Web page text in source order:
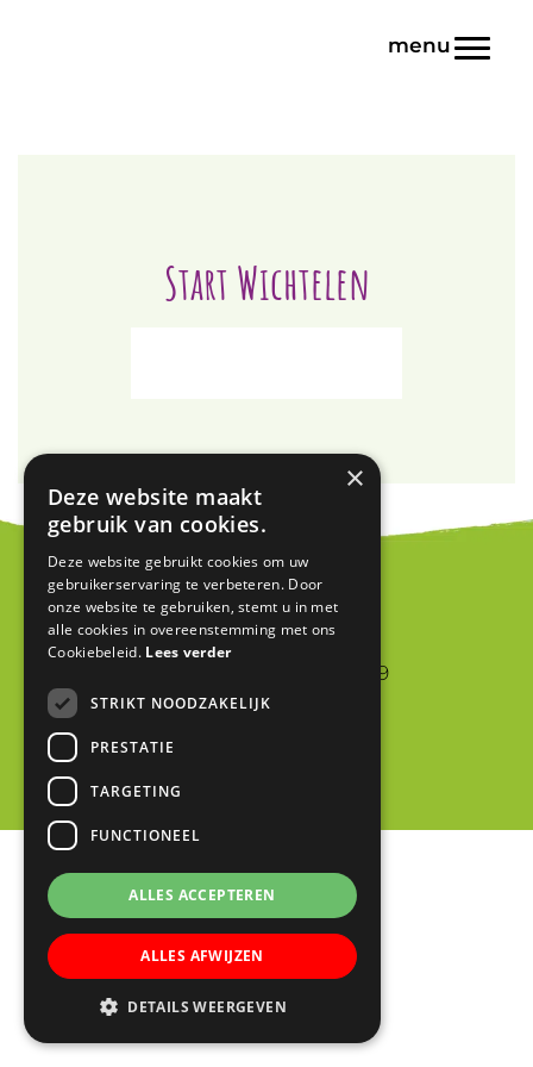
Start Wichtelen
Blink
Jan van Riebeeckstraat 9
4105 BA CULEMBORG
×
Deze website maakt
gebruik van cookies.
Deze website gebruikt cookies om uw
gebruikerservaring te verbeteren. Door
onze website te gebruiken, stemt u in met
alle cookies in overeenstemming met ons
Cookiebeleid. Lees verder
STRIKT NOODZAKELIJK
PRESTATIE
TARGETING
FUNCTIONEEL
ALLES ACCEPTEREN
ALLES AFWIJZEN
DETAILS WEERGEVEN